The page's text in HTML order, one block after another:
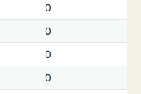
0
0
0
0